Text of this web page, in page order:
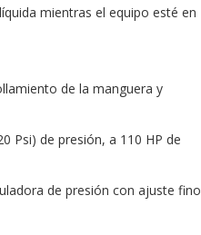
mientras el equipo esté en
de la manguera y
Psi) de presión, a 110 HP de
de presión con ajuste fino